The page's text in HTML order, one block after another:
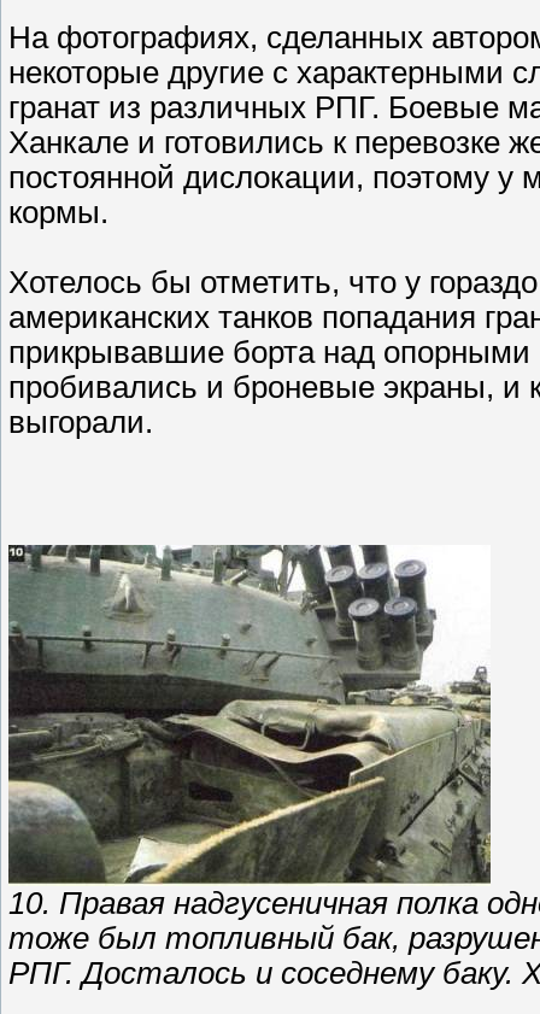
На фотографиях, сделанных
некоторые другие с характерными
гранат из различных РПГ. Боевые
Ханкале и готовились к перевозке
постоянной дислокации, поэтому у
кормы.
Хотелось бы отметить, что у
американских танков попадания
прикрывавшие борта над
пробивались и броневые экраны, и
выгорали.
10. Правая надгусеничная полка
тоже был топливный бак,
РПГ. Досталось и соседнему баку.